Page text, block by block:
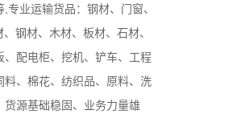
业运输货品：钢材、门窗、
钢材、木材、板材、石材、
配电柜、挖机、铲车、工程
、棉花、纺织品、原料、洗
源基础稳固、业务力量雄